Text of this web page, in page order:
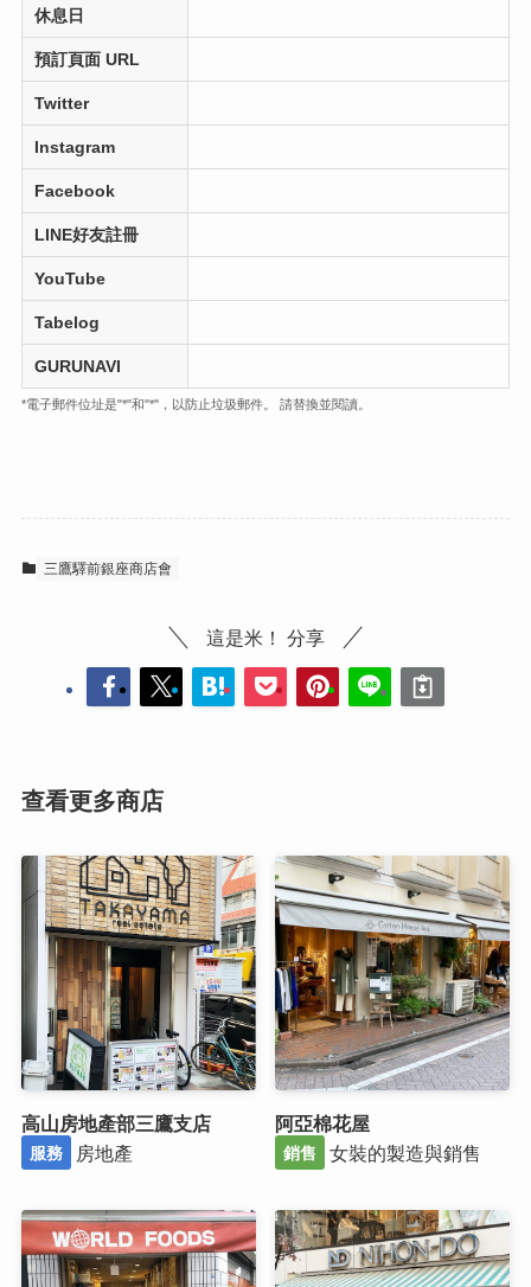
休息日
預訂頁面 URL
Twitter
Instagram
Facebook
LINE好友註冊
YouTube
Tabelog
GURUNAVI
*電子郵件位址是"*"和"*"，以防止垃圾郵件。 請替換並閱讀。
三鷹驛前銀座商店會
這是米！ 分享
查看更多商店
高山房地產部三鷹支店
服務 房地產
阿亞棉花屋
銷售 女裝的製造與銷售